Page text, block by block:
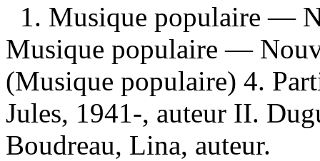
1. Musique populaire —
Musique populaire —
(Musique populaire) 4.
Jules, 1941-, auteur II.
Boudreau, Lina, auteur.